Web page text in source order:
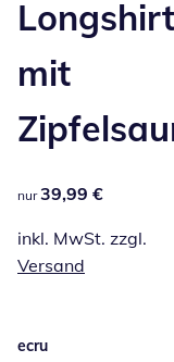
Longshirt
mit
39,99 €
nur 39,99 €
inkl. MwSt. zzgl.
Versand
ecru